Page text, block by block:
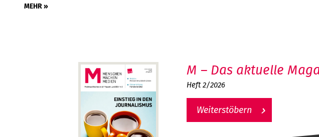
MEHR »
M – Das aktuelle
Heft 2/2026
Weiterstöbern